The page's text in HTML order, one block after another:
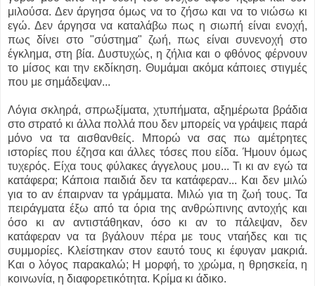
μιλούσα. Δεν άργησα όμως να το ζήσω και να το νιώσω κι
εγώ. Δεν άργησα να καταλάβω πως η σιωπή είναι ενοχή,
πως δίνει στο "σύστημα" ζωή, πως είναι συνενοχή στο
έγκλημα, στη βία. Δυστυχώς, η ζήλια και ο φθόνος φέρνουν
το μίσος και την εκδίκηση. Θυμάμαι ακόμα κάποιες στιγμές
που με σημάδεψαν...
Λόγια σκληρά, σπρωξίματα, χτυπήματα, αξημέρωτα βράδια
στο στρατό κι άλλα πολλά που δεν μπορείς να γράψεις παρά
μόνο να τα αισθανθείς. Μπορώ να σας πω αμέτρητες
ιστορίες που έζησα και άλλες τόσες που είδα. Ήμουν όμως
τυχερός. Είχα τους φύλακες άγγελους μου... Τι κι αν εγώ τα
κατάφερα; Κάποια παιδιά δεν τα κατάφεραν... Και δεν μιλώ
για το αν έπαιρναν τα γράμματα. Μιλώ για τη ζωή τους. Τα
πειράγματα έξω από τα όρια της ανθρώπινης αντοχής και
όσο κι αν αντιστάθηκαν, όσο κι αν το πάλεψαν, δεν
κατάφεραν να τα βγάλουν πέρα με τους νταήδες και τις
συμμορίες. Κλείστηκαν στον εαυτό τους κι έφυγαν μακριά.
Και ο λόγος παρακαλώ; Η μορφή, το χρώμα, η θρησκεία, η
κοινωνία, η διαφορετικότητα. Κρίμα κι άδικο.